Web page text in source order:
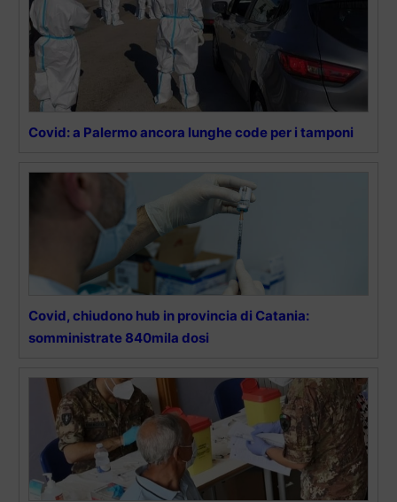
Covid: a Palermo ancora lunghe code per i tamponi
Covid, chiudono hub in provincia di Catania:
somministrate 840mila dosi